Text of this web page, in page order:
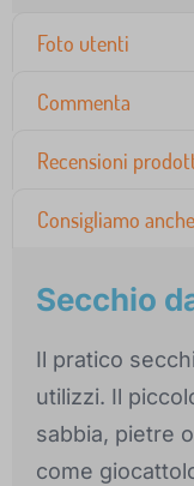
Foto utenti
Commenta
Recensioni
Consigliamo anche
Secchio
Il pratico
utilizzi. Il
sabbia, pietre
come